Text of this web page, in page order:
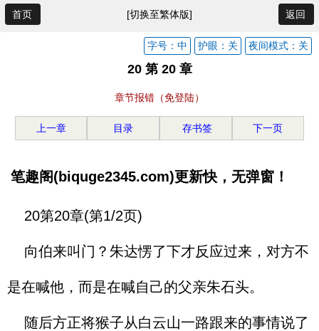
首页 [切换至繁体版] 返回
夜间模式：关
护眼：关
字号：中
20 第 20 章
章节报错（免登陆）
上一章 目录 存书签 下一页
笔趣阁(biquge2345.com)更新快，无弹窗！
20第20章(第1/2页)
向伯来叫门？朱达愣了下才反应过来，对方不
是在喊他，而是在喊自己的父亲朱石头。
随后方正将猴子从白云山一路跟来的事情说了